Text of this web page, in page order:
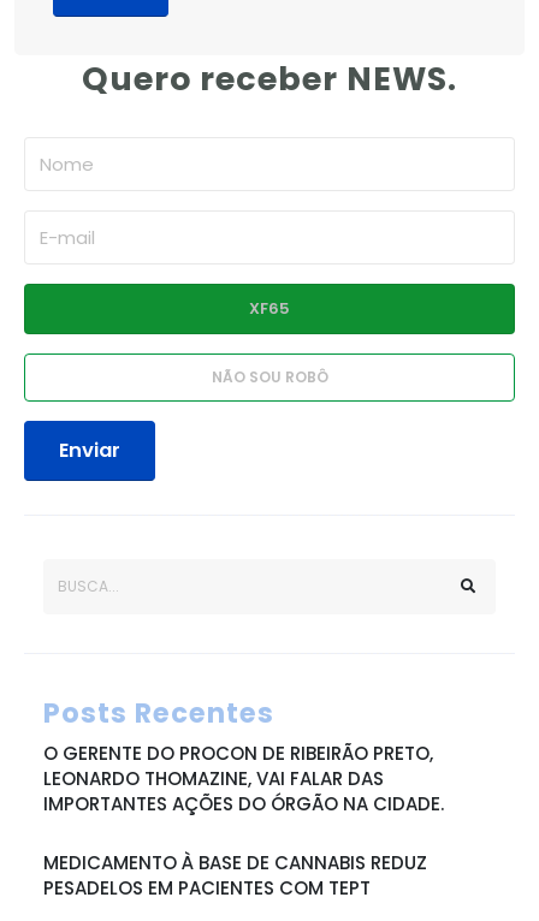
Quero receber NEWS.
Enviar
Posts Recentes
O GERENTE DO PROCON DE RIBEIRÃO PRETO,
LEONARDO THOMAZINE, VAI FALAR DAS
IMPORTANTES AÇÕES DO ÓRGÃO NA CIDADE.
MEDICAMENTO À BASE DE CANNABIS REDUZ
PESADELOS EM PACIENTES COM TEPT